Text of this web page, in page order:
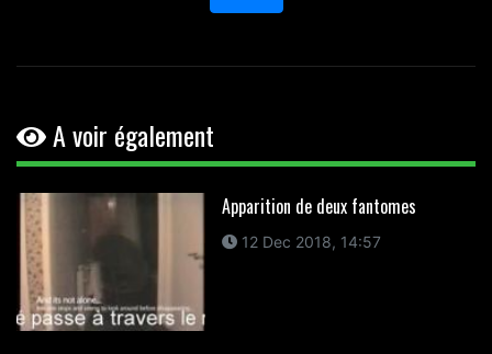
A voir également
Apparition de deux fantomes
12 Dec 2018, 14:57